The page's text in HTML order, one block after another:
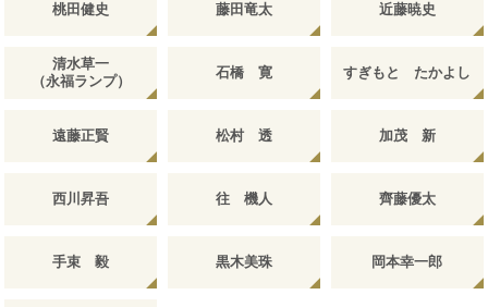
桃田健史 藤田竜太 近藤暁史
清水草一
（永福ランプ）
石橋 寛 すぎもと たかよし
遠藤正賢 松村 透 加茂 新
西川昇吾 往 機人 齊藤優太
手束 毅 黒木美珠 岡本幸一郎